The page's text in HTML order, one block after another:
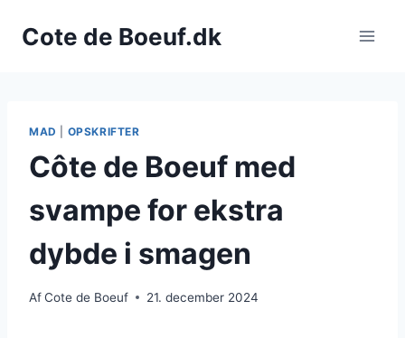
Cote de Boeuf.dk
MAD OPSKRIFTER
Côte de Boeuf med
svampe for ekstra
dybde i smagen
AfCote de Boeuf 21. december 2024